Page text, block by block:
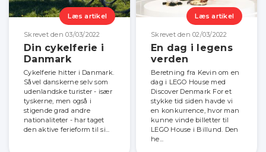
Læs artikel
Skrevet den 03/03/2022
Din cykelferie i
Danmark
Cykelferie hitter i Danmark.
Såvel danskerne selv som
udenlandske turister - især
tyskerne, men også i
stigende grad andre
nationaliteter - har taget
den aktive ferieform til si...
Læs artikel
Skrevet den 02/03/2022
En dag i legens
verden
Beretning fra Kevin om en
dag i LEGO House med
Discover Denmark For et
stykke tid siden havde vi
en konkurrence, hvor man
kunne vinde billetter til
LEGO House i Billund. Den
he...